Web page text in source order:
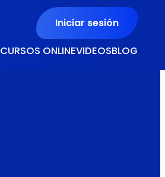
Iniciar sesión
CURSOS ONLINEVIDEOSBLOG